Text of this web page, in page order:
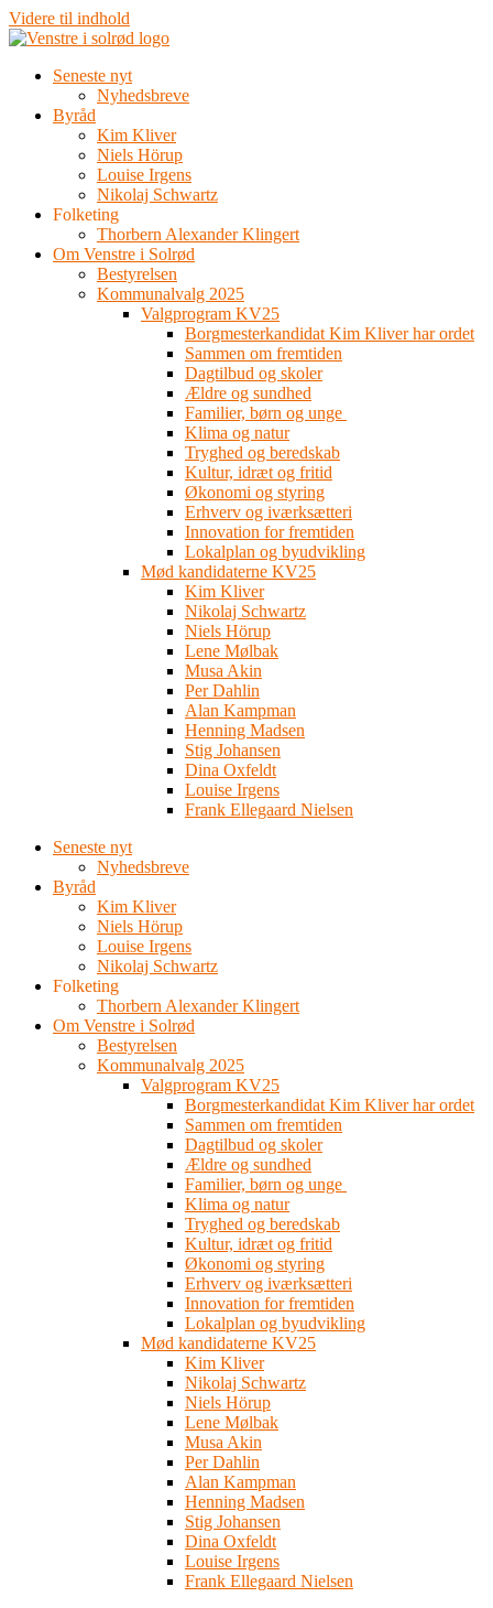
Videre til indhold
Seneste nyt
Nyhedsbreve
Byråd
Kim Kliver
Niels Hörup
Louise Irgens
Nikolaj Schwartz
Folketing
Thorbern Alexander Klingert
Om Venstre i Solrød
Bestyrelsen
Kommunalvalg 2025
Valgprogram KV25
Borgmesterkandidat Kim Kliver har ordet
Sammen om fremtiden
Dagtilbud og skoler
Ældre og sundhed
Familier, børn og unge
Klima og natur
Tryghed og beredskab
Kultur, idræt og fritid
Økonomi og styring
Erhverv og iværksætteri
Innovation for fremtiden
Lokalplan og byudvikling
Mød kandidaterne KV25
Kim Kliver
Nikolaj Schwartz
Niels Hörup
Lene Mølbak
Musa Akin
Per Dahlin
Alan Kampman
Henning Madsen
Stig Johansen
Dina Oxfeldt
Louise Irgens
Frank Ellegaard Nielsen
Seneste nyt
Nyhedsbreve
Byråd
Kim Kliver
Niels Hörup
Louise Irgens
Nikolaj Schwartz
Folketing
Thorbern Alexander Klingert
Om Venstre i Solrød
Bestyrelsen
Kommunalvalg 2025
Valgprogram KV25
Borgmesterkandidat Kim Kliver har ordet
Sammen om fremtiden
Dagtilbud og skoler
Ældre og sundhed
Familier, børn og unge
Klima og natur
Tryghed og beredskab
Kultur, idræt og fritid
Økonomi og styring
Erhverv og iværksætteri
Innovation for fremtiden
Lokalplan og byudvikling
Mød kandidaterne KV25
Kim Kliver
Nikolaj Schwartz
Niels Hörup
Lene Mølbak
Musa Akin
Per Dahlin
Alan Kampman
Henning Madsen
Stig Johansen
Dina Oxfeldt
Louise Irgens
Frank Ellegaard Nielsen